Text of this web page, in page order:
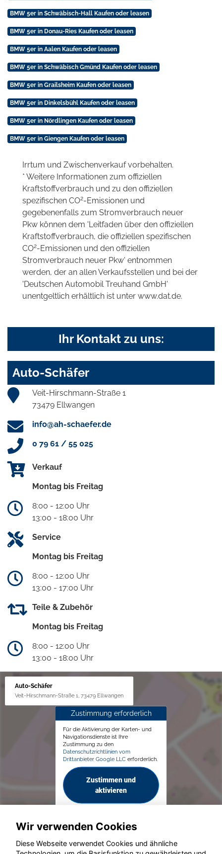
BMW 5er in Schwäbisch-Hall Kaufen oder leasen
BMW 5er in Donau-Ries Kaufen oder leasen
BMW 5er in Aalen Kaufen oder leasen
BMW 5er in Schwäbisch Gmünd Kaufen oder leasen
BMW 5er in Grailsheim Kaufen oder leasen
BMW 5er in Dinkelsbühl Kaufen oder leasen
BMW 5er in Nördlingen Kaufen oder leasen
BMW 5er in Giengen Kaufen oder leasen
Irrtum und Zwischenverkauf vorbehalten.
* Weitere Informationen zum offiziellen
Kraftstoffverbrauch und zu den offiziellen
spezifischen CO2-Emissionen und
gegebenenfalls zum Stromverbrauch neuer
Pkw können dem 'Leitfaden über den offiziellen
Kraftstoffverbrauch, die offiziellen spezifischen
CO2-Emissionen und den offiziellen
Stromverbrauch neuer Pkw' entnommen
werden, der an allen Verkaufsstellen und bei der
'Deutschen Automobil Treuhand GmbH'
unentgeltlich erhältlich ist unter www.dat.de.
Ihr Kontakt zu uns:
Auto-Schäfer
Veit-Hirschmann-Straße 1
73479 Ellwangen
info@ah-schaefer.de
0 79 61 / 55 025
Verkauf
Montag bis Freitag
8:00 - 12:00 Uhr
13:00 - 18:00 Uhr
Service
Montag bis Freitag
8:00 - 12:00 Uhr
13:00 - 17:00 Uhr
Teile & Zubehör
Montag bis Freitag
8:00 - 12:00 Uhr
13:00 - 18:00 Uhr
Auto-Schäfer
Veit-Hirschmann-Straße 1, 73479 Ellwangen
Zustimmung erforderlich
Für die Aktivierung der Karten- und
Navigationsdienste ist Ihre
Zustimmung zu den
Datenschutzrichtlinien vom
Drittanbieter Google LLC erforderlich.
Zustimmen und
aktivieren
Wir verwenden Cookies
Diese Webseite verwendet Cookies und ähnliche